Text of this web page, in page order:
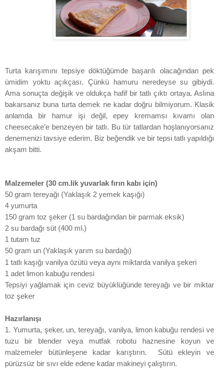
Turta karışımını tepsiye döktüğümde başarılı olacağından pek
ümidim yoktu açıkçası. Çünkü hamuru neredeyse su gibiydi.
Ama sonuçta değişik ve oldukça hafif bir tatlı çıktı ortaya. Aslına
bakarsanız buna turta demek ne kadar doğru bilmiyorum. Klasik
anlamda bir hamur işi değil, epey kremamsı kıvamı olan
cheesecake’e benzeyen bir tatlı. Bu tür tatlardan hoşlanıyorsanız
denemenizi tavsiye ederim. Biz beğendik ve bir tepsi tatlı yapıldığı
akşam bitti.
Malzemeler (30 cm.lik yuvarlak fırın kabı için)
50 gram tereyağı (Yaklaşık 2 yemek kaşığı)
4 yumurta
150 gram toz şeker (1 su bardağından bir parmak eksik)
2 su bardağı süt (400 ml.)
1 tutam tuz
50 gram un (Yaklaşık yarım su bardağı)
1 tatlı kaşığı vanilya özütü veya aynı miktarda vanilya şekeri
1 adet limon kabuğu rendesi
Tepsiyi yağlamak için ceviz büyüklüğünde tereyağı ve bir miktar
toz şeker
Hazırlanışı
1. Yumurta, şeker, un, tereyağı, vanilya, limon kabuğu rendesi ve
tuzu bir blender veya mutfak robotu haznesine koyun ve
malzemeler bütünleşene kadar karıştırın. Sütü ekleyin ve
pürüzsüz bir sıvı elde edene kadar makineyi çalıştırın.